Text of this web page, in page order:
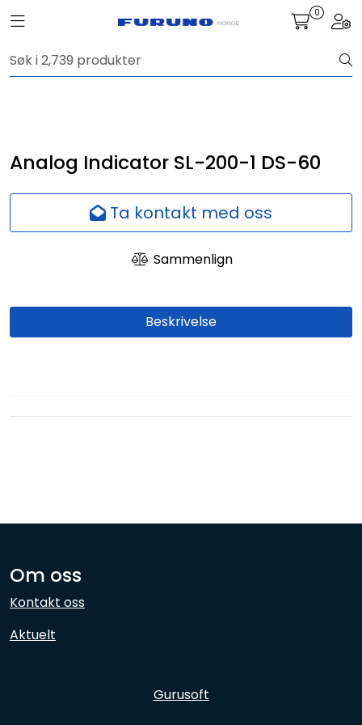
Toggle navigation 0
Analog Indicator SL-200-1 DS-60
Ta kontakt med oss
Sammenlign
Beskrivelse
Om oss
Kontakt oss
Aktuelt
Gurusoft
Navigasjon
Fiskeleting
Survey
Skjermer
Ansatte